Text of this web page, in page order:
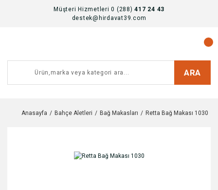
Müşteri Hizmetleri 0 (288)417 24 43
destek@hirdavat39.com
ARA
Anasayfa Bahçe Aletleri Bağ Makasları Retta Bağ Makası 1030